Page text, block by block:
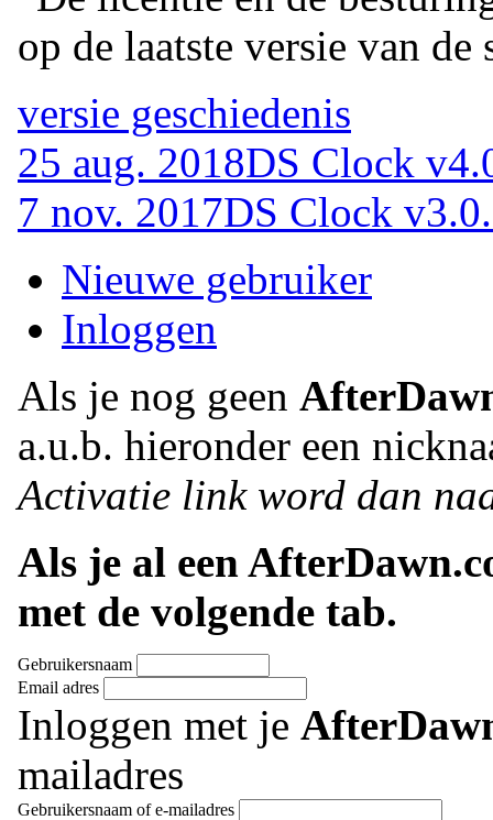
op de laatste versie van de
versie geschiedenis
25 aug. 2018DS Clock
7 nov. 2017DS Clock
Nieuwe gebruiker
Inloggen
Als je nog geen
a.u.b. hieronder een
Activatie link word dan
Als je al een
met de volgende tab.
Gebruikersnaam
Email adres
Inloggen met je
mailadres
Gebruikersnaam of e-mailadres